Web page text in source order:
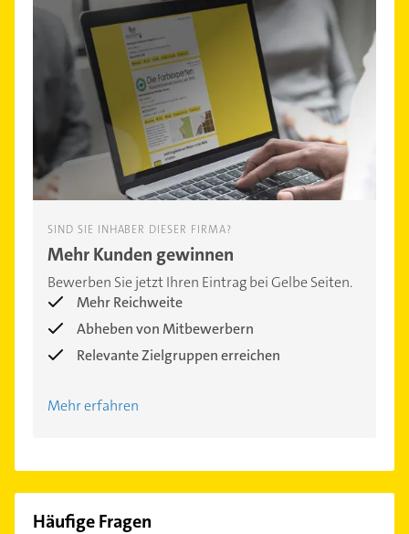
SIND SIE INHABER DIESER FIRMA?
Mehr Kunden gewinnen
Bewerben Sie jetzt Ihren Eintrag bei Gelbe Seiten.
Mehr Reichweite
Abheben von Mitbewerbern
Relevante Zielgruppen erreichen
Mehr erfahren
Häufige Fragen